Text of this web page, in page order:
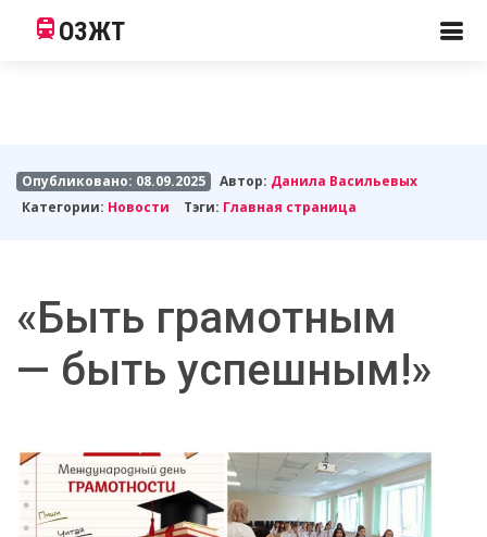
ОЗЖТ
Опубликовано: 08.09.2025 Автор: Данила Васильевых
Категории: Новости Тэги: Главная страница
«Быть грамотным
— быть успешным!»